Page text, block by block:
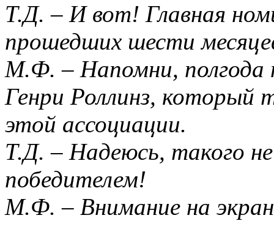
Т.Д. – И вот! Главная
прошедших шести
М.Ф. – Напомни, полгода
Генри Роллинз, который
этой ассоциации.
Т.Д. – Надеюсь, такого
победителем!
М.Ф. – Внимание на